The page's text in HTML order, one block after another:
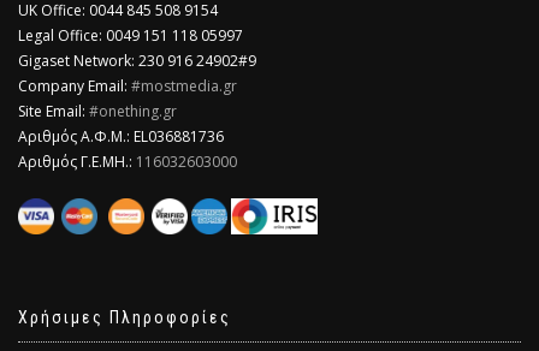
​UK Office: 0044 845 508 9154
Legal Office: 0049 151 118 05997
Gigaset Network: 230 916 24902#9
Company Email: #mostmedia.gr
Site Email: #onething.gr
Αριθμός Α.Φ.Μ.: EL036881736
Αριθμός Γ.Ε.ΜΗ.: 116032603000
Χρήσιμες Πληροφορίες